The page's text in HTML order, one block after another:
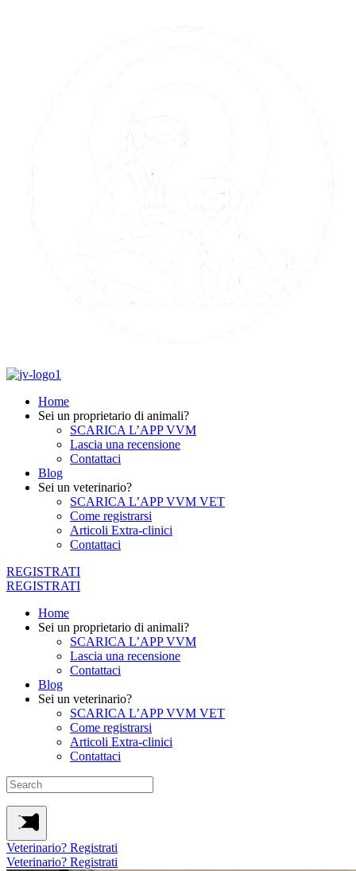
Home
Sei un proprietario di animali?
SCARICA L’APP VVM
Lascia una recensione
Contattaci
Blog
Sei un veterinario?
SCARICA L’APP VVM VET
Come registrarsi
Articoli Extra-clinici
Contattaci
REGISTRATI
REGISTRATI
Home
Sei un proprietario di animali?
SCARICA L’APP VVM
Lascia una recensione
Contattaci
Blog
Sei un veterinario?
SCARICA L’APP VVM VET
Come registrarsi
Articoli Extra-clinici
Contattaci
Veterinario? Registrati
Veterinario? Registrati